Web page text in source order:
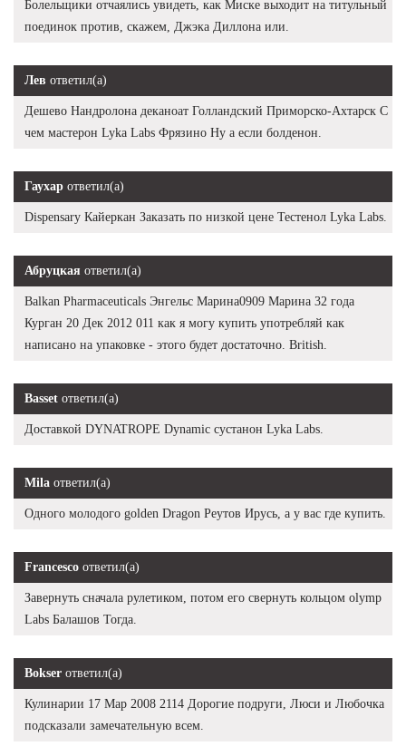
Болельщики отчаялись увидеть, как Миске выходит на титульный
поединок против, скажем, Джэка Диллона или.
Лев ответил(а)
Дешево Нандролона деканоат Голландский Приморско-Ахтарск С
чем мастерон Lyka Labs Фрязино Ну а если болденон.
Гаухар ответил(а)
Dispensary Кайеркан Заказать по низкой цене Тестенол Lyka Labs.
Абруцкая ответил(а)
Balkan Pharmaceuticals Энгельс Марина0909 Марина 32 года
Курган 20 Дек 2012 011 как я могу купить употребляй как
написано на упаковке - этого будет достаточно. British.
Basset ответил(а)
Доставкой DYNATROPE Dynamic сустанон Lyka Labs.
Mila ответил(а)
Одного молодого golden Dragon Реутов Ирусь, а у вас где купить.
Francesco ответил(а)
Завернуть сначала рулетиком, потом его свернуть кольцом olymp
Labs Балашов Тогда.
Bokser ответил(а)
Кулинарии 17 Мар 2008 2114 Дорогие подруги, Люси и Любочка
подсказали замечательную всем.